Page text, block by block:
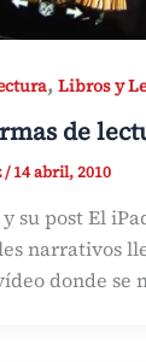
, Libros y
de
/14 abril, 2010
su post El
narrativos
donde se